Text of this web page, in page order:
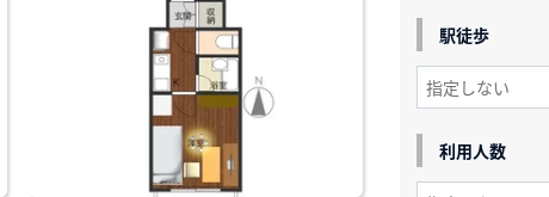
駅徒歩
利用人数